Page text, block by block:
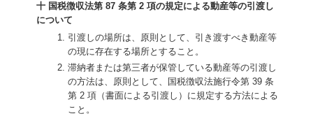
十 国税徴収法第 87 条第 2 項の規定による動産等の引渡し
について
引渡しの場所は、原則として、引き渡すべき動産等
の現に存在する場所とすること。
滞納者または第三者が保管している動産等の引渡し
の方法は、原則として、国税徴収法施行令第 39 条
第 2 項（書面による引渡し）に規定する方法による
こと。